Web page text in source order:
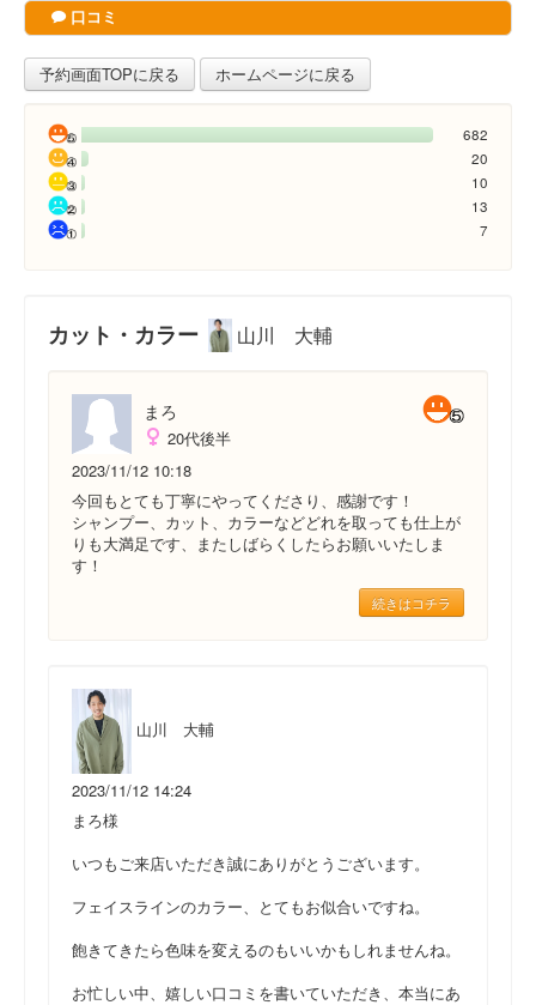
口コミ
予約画面TOPに戻る ホームページに戻る
682
20
10
13
7
カット・カラー 山川 大輔
まろ
20代後半
2023/11/12 10:18
今回もとても丁寧にやってくださり、感謝です！
シャンプー、カット、カラーなどどれを取っても仕上が
りも大満足です、またしばらくしたらお願いいたしま
す！
続きはコチラ
山川 大輔
2023/11/12 14:24
まろ様
いつもご来店いただき誠にありがとうございます。
フェイスラインのカラー、とてもお似合いですね。
飽きてきたら色味を変えるのもいいかもしれませんね。
お忙しい中、嬉しい口コミを書いていただき、本当にあ